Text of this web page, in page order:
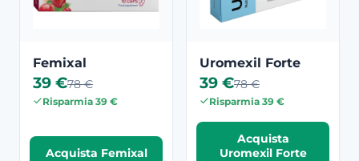
Femixal
39 €78 €
Risparmia 39 €
Acquista Femixal
Uromexil Forte
39 €78 €
Risparmia 39 €
Acquista
Uromexil Forte